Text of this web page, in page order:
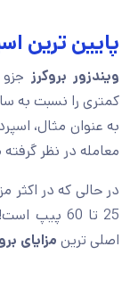
پایین ترین
ویندزور بروکرز
کمتری را نسبت به
معامله در نظر
در حالی که در اکثر
25 تا 60
اصلی ترین مزایای